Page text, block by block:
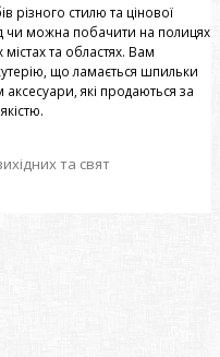
різного стилю та цінової
чи можна побачити на полицях
та областях. Вам
що ламається шпильки
які продаються за
та свят